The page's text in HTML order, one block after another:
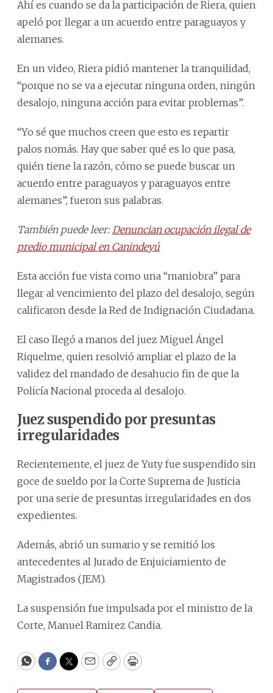
Ahí es cuando se da la participación de Riera, quien
apeló por llegar a un acuerdo entre paraguayos y
alemanes.
En un video, Riera pidió mantener la tranquilidad,
“porque no se va a ejecutar ninguna orden, ningún
desalojo, ninguna acción para evitar problemas”.
“Yo sé que muchos creen que esto es repartir
palos nomás. Hay que saber qué es lo que pasa,
quién tiene la razón, cómo se puede buscar un
acuerdo entre paraguayos y paraguayos entre
alemanes”, fueron sus palabras.
También puede leer: Denuncian ocupación ilegal de
predio municipal en Canindeyú
Esta acción fue vista como una “maniobra” para
llegar al vencimiento del plazo del desalojo, según
calificaron desde la Red de Indignación Ciudadana.
El caso llegó a manos del juez Miguel Ángel
Riquelme, quien resolvió ampliar el plazo de la
validez del mandado de desahucio fin de que la
Policía Nacional proceda al desalojo.
Juez suspendido por presuntas
irregularidades
Recientemente, el juez de Yuty fue suspendido sin
goce de sueldo por la Corte Suprema de Justicia
por una serie de presuntas irregularidades en dos
expedientes.
Además, abrió un sumario y se remitió los
antecedentes al Jurado de Enjuiciamiento de
Magistrados (JEM).
La suspensión fue impulsada por el ministro de la
Corte, Manuel Ramirez Candia.
WhatsApp
Facebook
Twitter
EmailCopyPrint